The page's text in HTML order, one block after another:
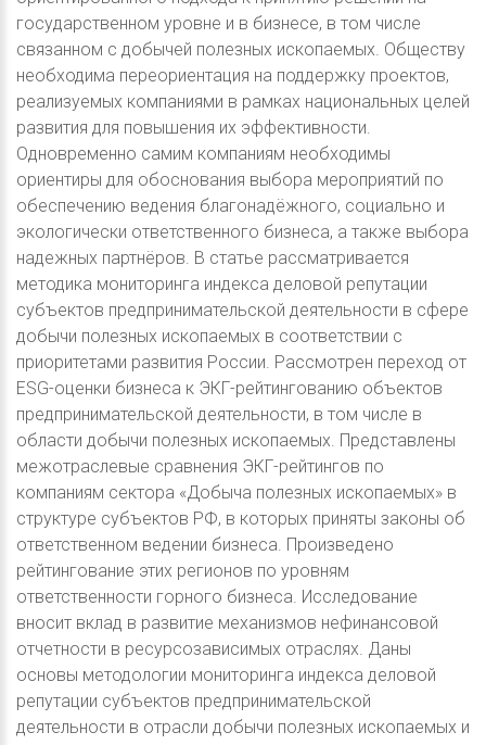
государственном уровне и в бизнесе, в том числе
связанном с добычей полезных ископаемых. Обществу
необходима переориентация на поддержку проектов,
реализуемых компаниями в рамках национальных целей
развития для повышения их эффективности.
Одновременно самим компаниям необходимы
ориентиры для обоснования выбора мероприятий по
обеспечению ведения благонадёжного, социально и
экологически ответственного бизнеса, а также выбора
надежных партнёров. В статье рассматривается
методика мониторинга индекса деловой репутации
субъектов предпринимательской деятельности в сфере
добычи полезных ископаемых в соответствии с
приоритетами развития России. Рассмотрен переход от
ESG-оценки бизнеса к ЭКГ-рейтингованию объектов
предпринимательской деятельности, в том числе в
области добычи полезных ископаемых. Представлены
межотраслевые сравнения ЭКГ-рейтингов по
компаниям сектора «Добыча полезных ископаемых» в
структуре субъектов РФ, в которых приняты законы об
ответственном ведении бизнеса. Произведено
рейтингование этих регионов по уровням
ответственности горного бизнеса. Исследование
вносит вклад в развитие механизмов нефинансовой
отчетности в ресурсозависимых отраслях. Даны
основы методологии мониторинга индекса деловой
репутации субъектов предпринимательской
деятельности в отрасли добычи полезных ископаемых и